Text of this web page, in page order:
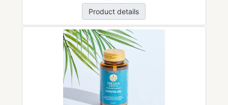
Product details